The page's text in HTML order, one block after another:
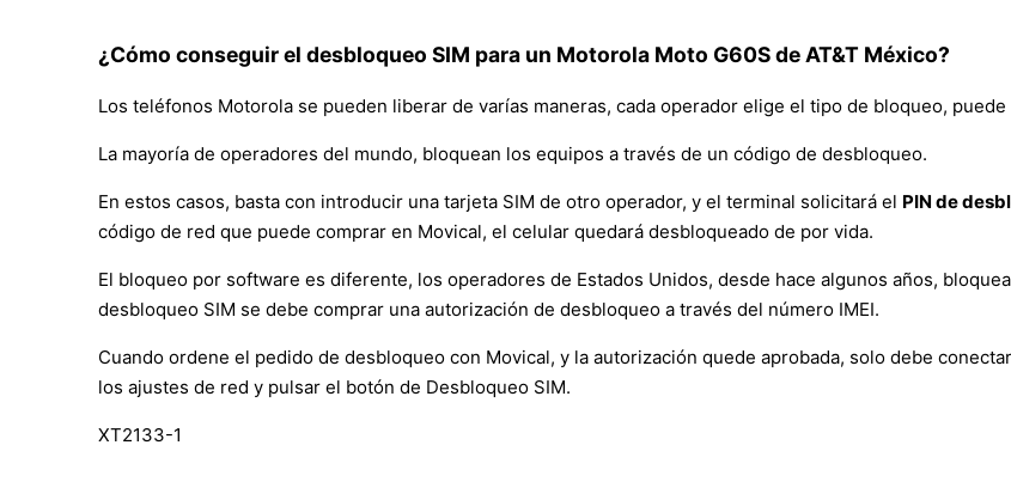
¿Cómo conseguir el desbloqueo SIM para un Motorola Moto G60S de AT&T México?
Los teléfonos Motorola se pueden liberar de varías maneras, cada operador elige el tipo de bloqueo,
La mayoría de operadores del mundo, bloquean los equipos a través de un código de desbloqueo.
En estos casos, basta con introducir una tarjeta SIM de otro operador, y el terminal solicitará el PIN de
código de red que puede comprar en Movical, el celular quedará desbloqueado de por vida.
El bloqueo por software es diferente, los operadores de Estados Unidos, desde hace algunos años,
desbloqueo SIM se debe comprar una autorización de desbloqueo a través del número IMEI.
Cuando ordene el pedido de desbloqueo con Movical, y la autorización quede aprobada, solo debe
los ajustes de red y pulsar el botón de Desbloqueo SIM.
XT2133-1